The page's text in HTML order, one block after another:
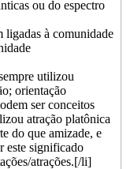
ou do espectro
ligadas à comunidade
utilizou
orientação
ser conceitos
atração platônica
do que amizade, e
este significado
atrações.[/li]